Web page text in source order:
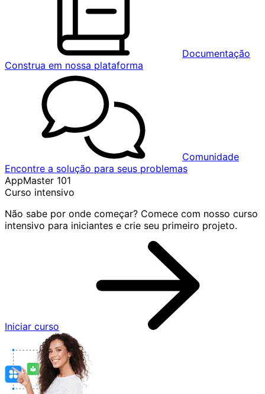
Documentação
Construa em nossa plataforma
Comunidade
Encontre a solução para seus problemas
AppMaster 101
Curso intensivo
Não sabe por onde começar? Comece com nosso curso
intensivo para iniciantes e crie seu primeiro projeto.
Iniciar curso